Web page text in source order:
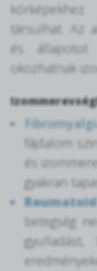
társulhat. Az
és állapotot
okozhatnak
fájdalom
és
gyakran
betegség